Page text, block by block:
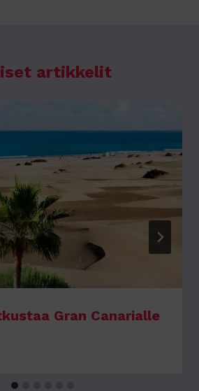
artikkelit
Gran Canarialle